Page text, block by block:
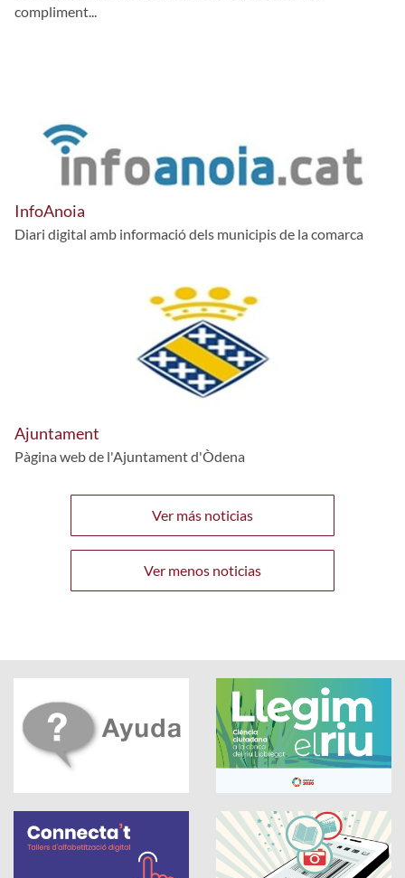
compliment...
InfoAnoia
Diari digital amb informació dels municipis de la comarca
Ajuntament
Pàgina web de l'Ajuntament d'Òdena
Ver más noticias
Ver menos noticias